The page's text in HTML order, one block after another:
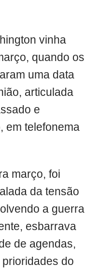
vinha
quando os
uma data
articulada
e
em telefonema
março, foi
da tensão
a guerra
esbarrava
de agendas,
do